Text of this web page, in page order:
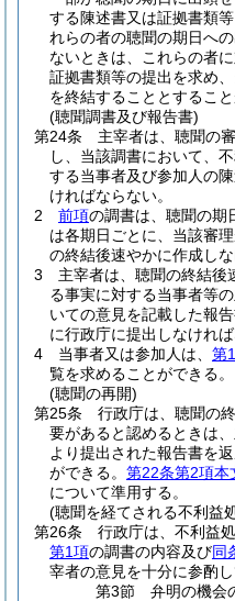
する陳述書又は証拠書類
れらの者の聴聞の期日へ
ないときは、これらの者
証拠書類等の提出を求め
を終結することとすること
(聴聞調書及び報告書)
第24条
主宰者は、聴聞の
し、当該調書において、
する当事者及び参加人の
ければならない。
2
前項の調書は、聴聞の期
は各期日ごとに、当該審
の終結後速やかに作成しな
3
主宰者は、聴聞の終結後
る事実に対する当事者等
いての意見を記載した報告
に行政庁に提出しなければ
4
当事者又は参加人は、 第
覧を求めることができる。
(聴聞の再開)
第25条
行政庁は、聴聞の
要があると認めるときは、
より提出された報告書を
ができる。 第22条第2項本
について準用する。
(聴聞を経てされる不利益
第26条
行政庁は、不利益
第1項の調書の内容及び同
宰者の意見を十分に参酌
第3節
弁明の機会